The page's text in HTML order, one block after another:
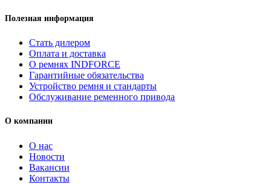
Полезная информация
Стать дилером
Оплата и доставка
О ремнях INDFORCE
Гарантийные обязательства
Устройство ремня и стандарты
Обслуживание ременного привода
О компании
О нас
Новости
Вакансии
Контакты